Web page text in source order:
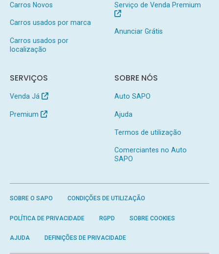
Carros Novos
Carros usados por marca
Carros usados por
localização
Serviço de Venda Premium
Anunciar Grátis
SERVIÇOS
Venda Já
Premium
SOBRE NÓS
Auto SAPO
Ajuda
Termos de utilização
Comerciantes no Auto
SAPO
SOBRE O SAPO CONDIÇÕES DE UTILIZAÇÃO
POLÍTICA DE PRIVACIDADE RGPD SOBRE COOKIES
AJUDA DEFINIÇÕES DE PRIVACIDADE